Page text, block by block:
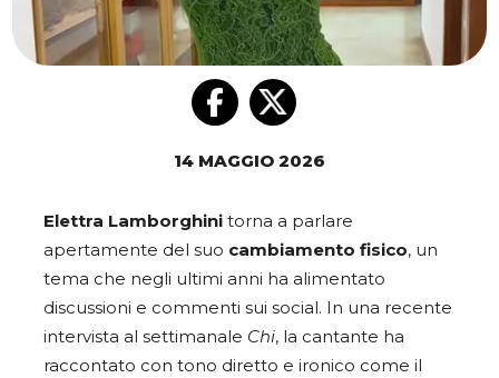
14 MAGGIO 2026
Elettra Lamborghini torna a parlare
apertamente del suo cambiamento fisico, un
tema che negli ultimi anni ha alimentato
discussioni e commenti sui social. In una recente
intervista al settimanale Chi, la cantante ha
raccontato con tono diretto e ironico come il